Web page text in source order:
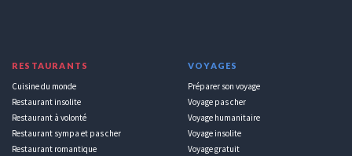
RESTAURANTS
Cuisine du monde
Restaurant insolite
Restaurant à volonté
Restaurant sympa et pas cher
Restaurant romantique
VOYAGES
Préparer son voyage
Voyage pas cher
Voyage humanitaire
Voyage insolite
Voyage gratuit